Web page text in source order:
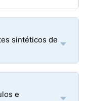
sintéticos de
e